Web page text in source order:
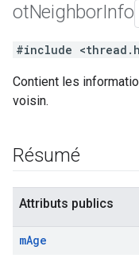
otNeighborInfo
#include
Contient les
voisin.
Résumé
Attributs publics
mAge